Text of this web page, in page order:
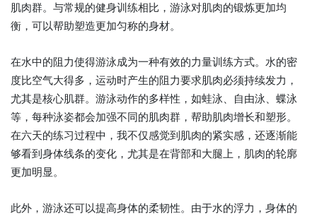
肌肉群。与常规的健身训练相比，游泳对肌肉的锻炼更加均
衡，可以帮助塑造更加匀称的身材。
在水中的阻力使得游泳成为一种有效的力量训练方式。水的密
度比空气大得多，运动时产生的阻力要求肌肉必须持续发力，
尤其是核心肌群。游泳动作的多样性，如蛙泳、自由泳、蝶泳
等，每种泳姿都会加强不同的肌肉群，帮助肌肉增长和塑形。
在六天的练习过程中，我不仅感觉到肌肉的紧实感，还逐渐能
够看到身体线条的变化，尤其是在背部和大腿上，肌肉的轮廓
更加明显。
此外，游泳还可以提高身体的柔韧性。由于水的浮力，身体的